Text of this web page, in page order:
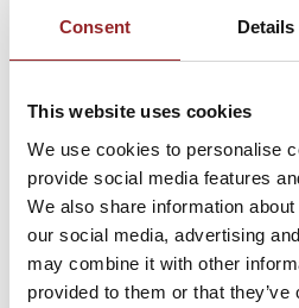
Consent Details
This website uses cookies
We use cookies to personalise
provide social media features
We also share information
our social media, advertising
may combine it with other
provided to them or that
Marketingexperte.
Mit Rat und Tat stehtDominic
Stiftung zur Seite: Er gibt
indem er Ideen, Konzepte und
Dabeibringt der junge und
langjährige Erfahrung
mit 16 Jahren startete er seine
Marketingchefeines